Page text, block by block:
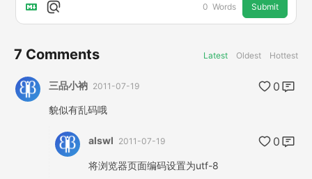
0 Words Submit
7 Comments Latest Oldest Hottest
三品小衲 2011-07-19 0
貌似有乱码哦
alswl 2011-07-19 0
将浏览器页面编码设置为utf-8